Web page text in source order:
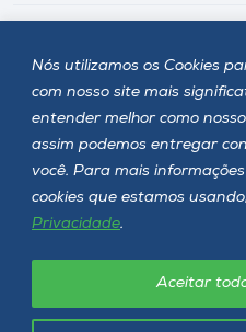
Nós utilizamos os Cookies
com nosso site mais
entender melhor como
assim podemos entregar
você. Para mais
cookies que estamos
Privacidade.
Aceitar
Cursos
Pesquisa